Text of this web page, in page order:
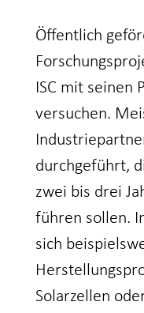
Öffentlich
ISC mit seinen
versuchen.
durchgeführt,
zwei bis drei
führen sollen.
sich
Solarzellen